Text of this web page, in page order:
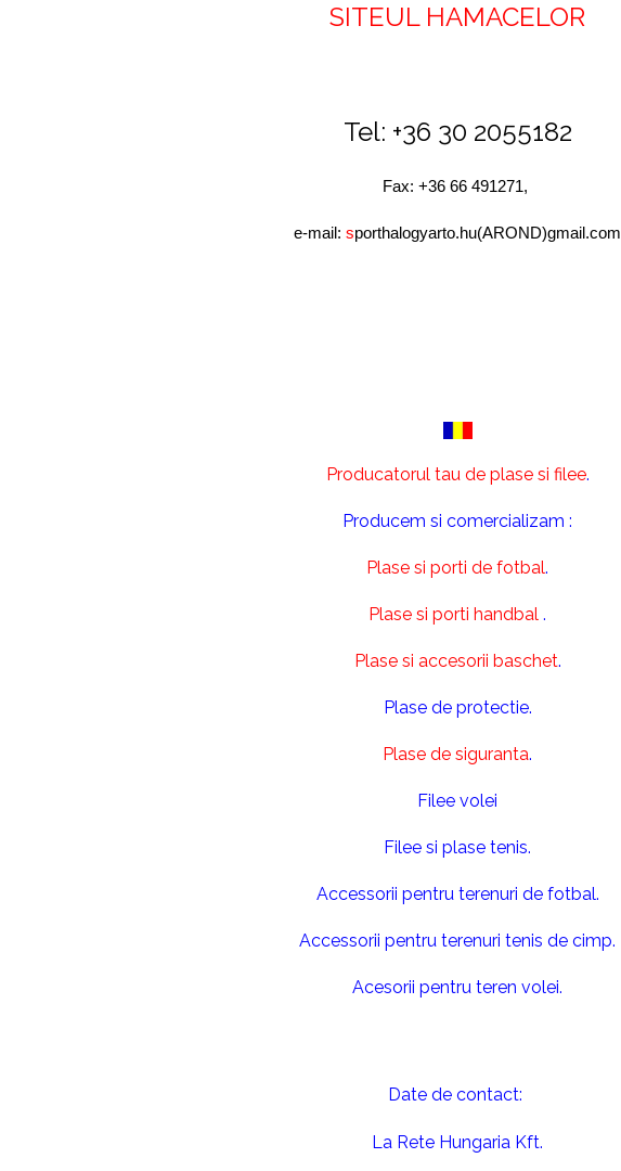
SITEUL HAMACELOR
Tel: +36 30 2055182
Fax: +36 66 491271,
e-mail: sporthalogyarto.hu(AROND)gmail.com
Producatorul tau de plase si filee.
Producem si comercializam :
Plase si porti de fotbal.
Plase si porti handbal .
Plase si accesorii baschet.
Plase de protectie.
Plase de siguranta.
Filee volei
Filee si plase tenis.
Accessorii pentru terenuri de fotbal.
Accessorii pentru terenuri tenis de cimp.
Acesorii pentru teren volei.
Date de contact:
La Rete Hungaria Kft.